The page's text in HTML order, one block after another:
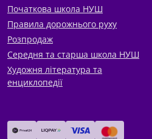
Початкова школа НУШ
Правила дорожнього руху
Розпродаж
Середня та старша школа НУШ
Художня література та
енциклопедії